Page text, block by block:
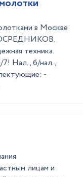
в Москве
техника.
Нал., б/нал.,
-
лицам и